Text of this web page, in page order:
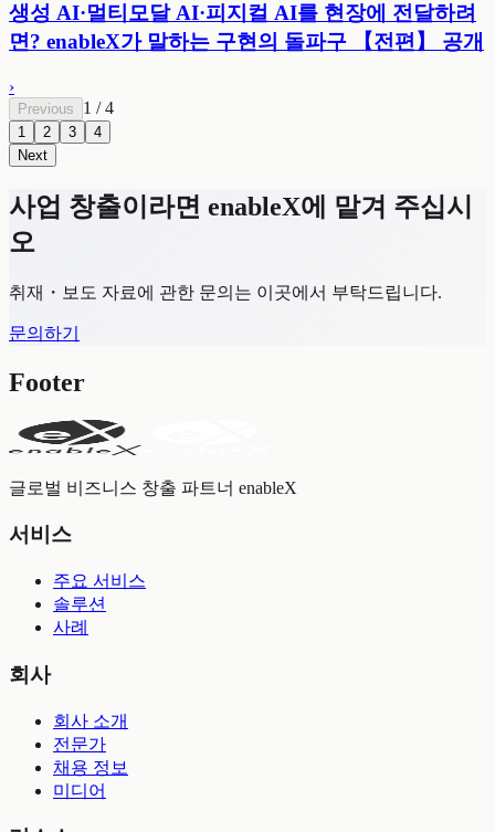
생성 AI·멀티모달 AI·피지컬 AI를 현장에 전달하려
면? enableX가 말하는 구현의 돌파구 【전편】 공개
›
Previous 1 /4
1 2 3
4
Next
사업 창출이라면 enableX에 맡겨 주십시
오
취재・보도 자료에 관한 문의는 이곳에서 부탁드립니다.
문의하기
Footer
글로벌 비즈니스 창출 파트너 enableX
서비스
주요 서비스
솔루션
사례
회사
회사 소개
전문가
채용 정보
미디어